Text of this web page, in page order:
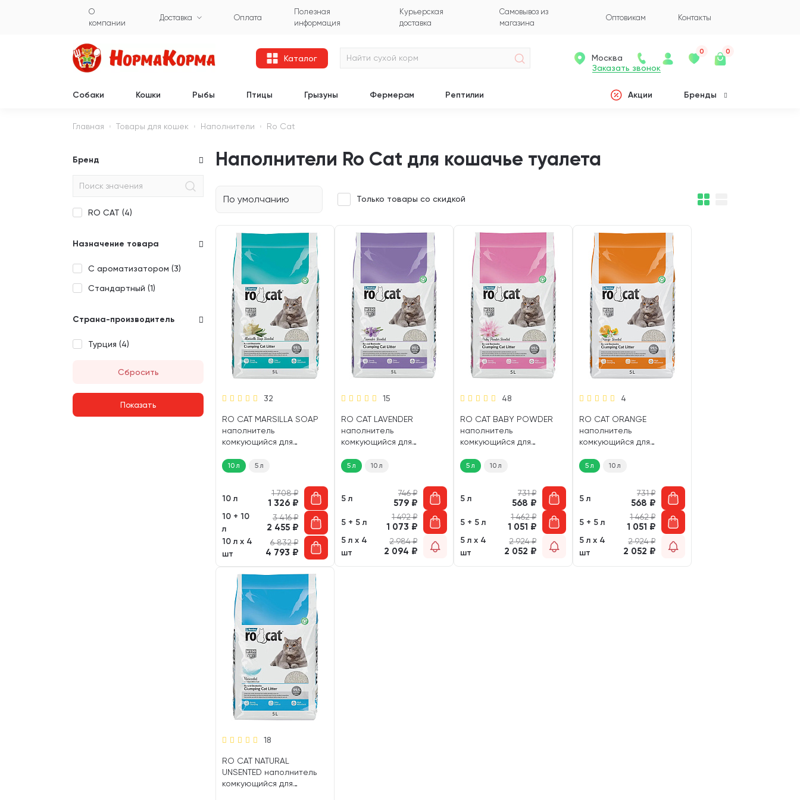
О
компании
Доставка Оплата
Полезная
информация
Курьерская
доставка
Самовывоз из
магазина
Оптовикам Контакты
Каталог
Заказать звонок
Москва
0 0
Собаки Кошки Рыбы Птицы Грызуны Фермерам Рептилии Акции Бренды
Главная Товары для кошек Наполнители Ro Cat
Бренд
RO CAT (4)
Назначение товара
С ароматизатором (3)
Стандартный (1)
Страна-производитель
Турция (4)
Сбросить
Наполнители Ro Cat для кошачье туалета
По умолчанию Только товары со скидкой
32
RO CAT MARSILLA SOAP
наполнитель
комкующийся для
ароматом марсельского
мыла (10 л)
10 л 5 л
10 л
1 708₽
1 326 ₽
10 + 10
л
3 416₽
2 455 ₽
10 л х 4
шт
6 832₽
4 793 ₽
15
RO CAT LAVENDER
наполнитель
комкующийся для
ароматом лаванды (5 л)
5 л 10 л
5 л
746₽
579 ₽
5 + 5 л
1 492₽
1 073 ₽
5 л х 4
шт
2 984₽
2 094 ₽
48
RO CAT BABY POWDER
наполнитель
комкующийся для
ароматом детской
присыпки (5 л)
5 л 10 л
5 л
731₽
568 ₽
5 + 5 л
1 462₽
1 051 ₽
5 л х 4
шт
2 924₽
2 052 ₽
4
RO CAT ORANGE
наполнитель
комкующийся для
ароматом апельсина (5
л)
5 л 10 л
5 л
731₽
568 ₽
5 + 5 л
1 462₽
1 051 ₽
5 л х 4
шт
2 924₽
2 052 ₽
18
RO CAT NATURAL
UNSENTED наполнитель
комкующийся для